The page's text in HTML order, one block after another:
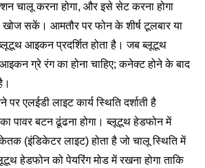
चालू करना होगा, और इसे सेट करना होगा
सकें। आमतौर पर फोन के शीर्ष टूलबार या
आइकन प्रदर्शित होता है। जब ब्लूटूथ
ग्रे रंग का होना चाहिए; कनेक्ट होने के बाद
लाइट कार्य स्थिति दर्शाती है
बटन ढूंढना होगा। ब्लूटूथ हेडफोन में
(इंडिकेटर लाइट) होता है जो चालू स्थिति में
हेडफोन को पेयरिंग मोड में रखना होगा ताकि